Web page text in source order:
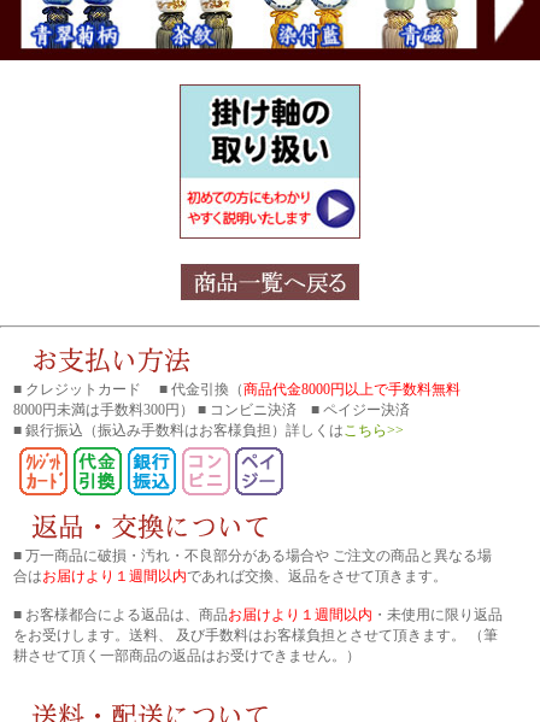
■ クレジットカード ■ 代金引換（商品代金8000円以上で手数料無料
8000円未満は手数料300円） ■ コンビニ決済 ■ ペイジー決済
■ 銀行振込 （振込み手数料はお客様負担）詳しくは こちら>>
■ 万一商品に破損・汚れ・不良部分がある場合や ご注文の商品と異なる場
合はお届けより１週間以内であれば交換、返品をさせて頂きます。
■ お客様都合による返品は、商品お届けより１週間以内 ・未使用に限り返品
をお受けします。送料、 及び手数料はお客様負担とさせて頂きます。 （筆
耕させて頂く一部商品の返品はお受けできません。）